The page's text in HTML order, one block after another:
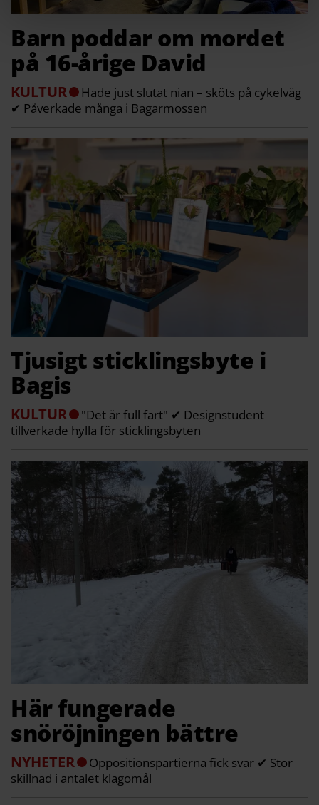
Barn poddar om mordet
på 16-årige David
KULTUR
Hade just slutat nian – sköts på cykelväg
✔ Påverkade många i Bagarmossen
Tjusigt sticklingsbyte i
Bagis
KULTUR
"Det är full fart" ✔ Designstudent
tillverkade hylla för sticklingsbyten
Här fungerade
snöröjningen bättre
NYHETER
Oppositionspartierna fick svar ✔ Stor
skillnad i antalet klagomål